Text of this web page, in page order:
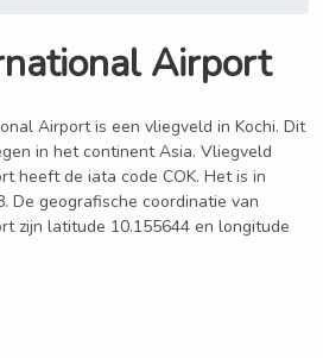
Airport
Airport is een vliegveld in Kochi. Dit
in het continent Asia. Vliegveld
heeft de iata code COK. Het is in
De geografische coordinatie van
zijn latitude 10.155644 en longitude